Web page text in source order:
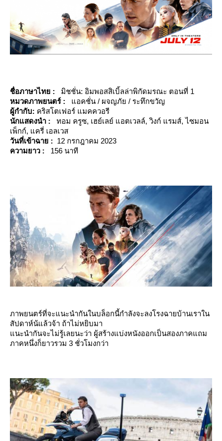
ชื่อภาษาไทย : มิชชั่น: อิมพอสสิเบิ้ลล่าพิกัดมรณะ ตอนที่ 1
หมวดภาพยนตร์ : อคชั่น / ผจญภัย / ระทึกขวัญ
ผู้กำกับ: คริสโตเฟอร์ แมคควอรี
นักแสดงนำ : ทอม ครูซ, เฮย์เลย์ แอตเวลล์, วิงก์ แรมส์, ไซมอน
เพ็กก์, แครี่ เอลเวส
วันที่เข้าฉาย : 12 กรกฎาคม 2023
ความยาว :
156 นาที
ภาพยนตร์ที่จะแนะนำกันในบล็อกนี้กำลังจะลงโรงฉายบ้านเราใน
สัปดาห์น้แล้วจ้า ถ้าไม่หยิบมา
นะนำกันจะไม่รู้เลยนะว่า ผู้สร้างแบ่งหนังออกเป็นสองภาคแถม
ภาคหนึ่งก็ยาวรวม 3 ชั่วโมงกว่า